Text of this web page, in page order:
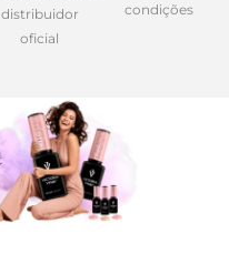
distribuidor
oficial
condições